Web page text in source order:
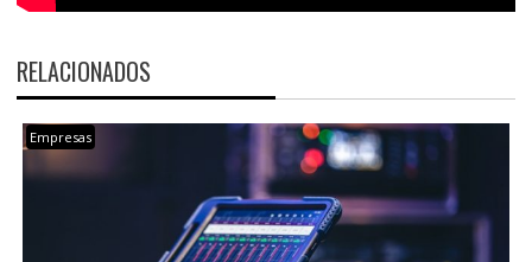
RELACIONADOS
Empresas